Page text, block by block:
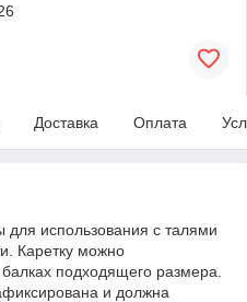
Доставка Оплата
для использования с талями
Каретку можно
подходящего размера.
и должна